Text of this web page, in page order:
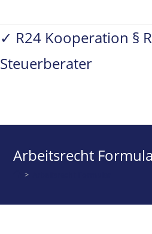
springen
✓ R24 Kooperation §
Steuerberater
Arbeitsrecht
>